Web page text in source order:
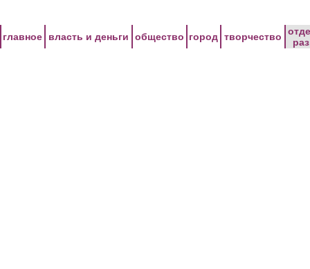
главное власть и деньги общество город творчество